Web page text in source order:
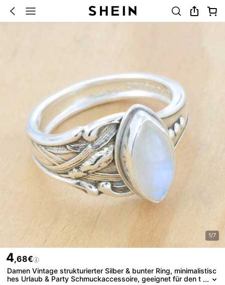
1/7
4,68€
Damen Vintage strukturierter Silber & bunter Ring, minimalistisc
hes Urlaub & Party Schmuckaccessoire, geeignet für den t